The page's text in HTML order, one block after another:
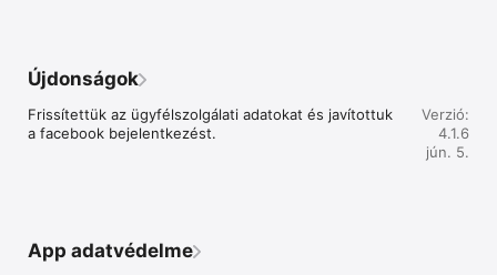
Érvényesség ellenőrzés
Napló a korábbi vásárlásokról
feature has to
could have
Újdonságok
Frissítettük az ügyfélszolgálati adatokat és javítottuk
a facebook bejelentkezést.
Verzió:
4.1.6
jún. 5.
App adatvédelme